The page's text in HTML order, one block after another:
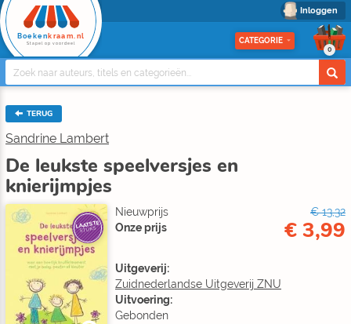
Inloggen
Boeken kraam.nl
Stapel op voordeel CATEGORIE
0
TERUG
Sandrine Lambert
De leukste speelversjes en
knierijmpjes
LAATSTE
STUKS
Nieuwprijs
€ 13,32
Onze prijs
€ 3,99
Uitgeverij:
Zuidnederlandse Uitgeverij ZNU
Uitvoering:
Gebonden